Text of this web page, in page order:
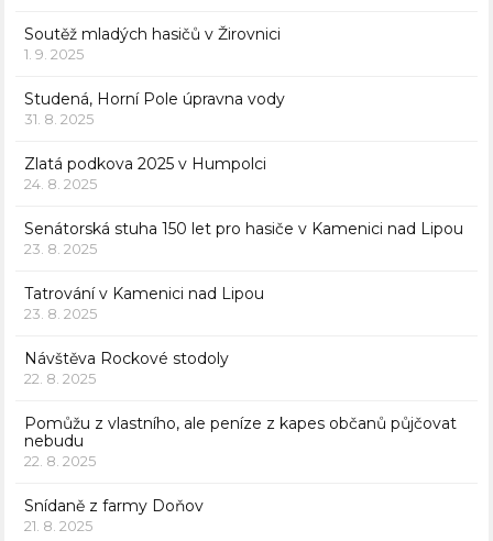
Soutěž mladých hasičů v Žirovnici
1. 9. 2025
Studená, Horní Pole úpravna vody
31. 8. 2025
Zlatá podkova 2025 v Humpolci
24. 8. 2025
Senátorská stuha 150 let pro hasiče v Kamenici nad Lipou
23. 8. 2025
Tatrování v Kamenici nad Lipou
23. 8. 2025
Návštěva Rockové stodoly
22. 8. 2025
Pomůžu z vlastního, ale peníze z kapes občanů půjčovat
nebudu
22. 8. 2025
Snídaně z farmy Doňov
21. 8. 2025